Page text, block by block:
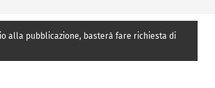
alla pubblicazione, basterà fare richiesta di